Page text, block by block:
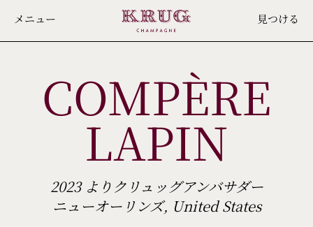
メニュー 見つける
COMPÈRE
LAPIN
2023 よりクリュッグアンバサダー
ニューオーリンズ, United States